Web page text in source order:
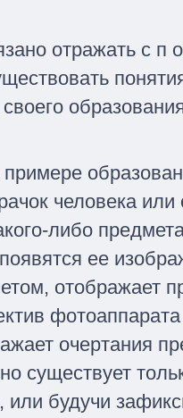
отражать с п
человека
либо
ее
отображает
очертания
существует
или будучи